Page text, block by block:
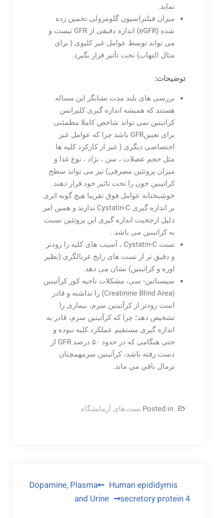
نماید.
میزان فیلتراسیون گلومرولی تخمین زده
شده (eGFR) اندازه دقیقی از GFR نیست و
می تواند توسط عوامل غیر کلیوی ( برای
مثال التهاب) تحت تأثیر قرار بگیرد.
توضیحات:
بررسی های بلند مدت نشانگر این مساله
هستند که همیشه اندازه گیری کلیرانس
کراتینین نمی تواند شاخص کاملا مطمئنی
برای تعیینGFR باشد چرا که عوامل غیر
اختصاصی دیگری ( غیر از کارکرد کلیه ها
مثل حجم عضلات ، سن ، نژاد ، نوع غذا و
میزان پروتئین مصرفی) نیز می تواند سطح
کراتینین خون را تحت تاثیر خود قرار دهند.
خوشبختانه عوامل فوق تقریبا هیچ گونه اثری
بر اندازه گیری Cystatin-C ندارند و همین امر
دلیل ارجحیت اندازه گیری این پروتئین نسبت
به کراتینین می باشد .
تست Cystatin-C ، آسیب های کلیه را زودتر
و دقیق تر از تست های رایج غربالگری (نظیر
اوره و کراتینین) نشان می دهد.
سيستاتين- سی، مشکلات ناحيه كور کرآتینین
(Creatinine Blind Area) را نداشته و قادر
است زودتر از کرآتینین سرم، بیماری را
تشخیص دهد؛ چرا که کرآتینین سرم، قادر به
اندازه ‌گیری مستقیم عملکرد کلیه نبوده و
حتی هنگامی که در حدود ۵۰ درصد GFR از
دست رفته باشد، کرآتینین سرمهمچنان
نرمال باقي مي ماند.
Posted in تست‌های آزمایشگاه
راهبری
نوشته
Dopamine, Plasma
and Urine
Human epididymis
secretory protein 4